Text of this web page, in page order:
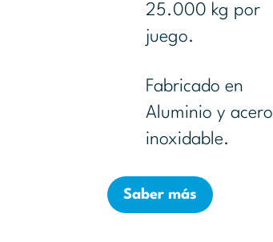
25.000 kg por
juego.
Fabricado en
Aluminio y acero
inoxidable.
Saber más